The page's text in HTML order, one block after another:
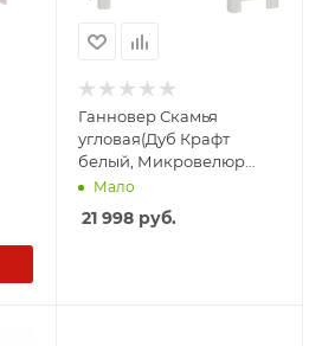
Ганновер Скамья
угловая(Дуб Крафт
белый, Микровелюр
Linea Grande 83/Connect
Мало
21 998 руб.